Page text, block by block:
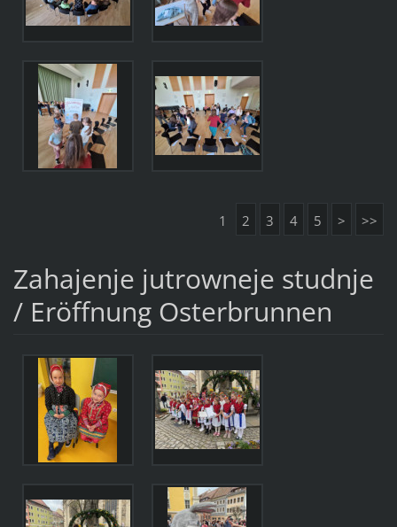
1 2 3 4 5 > >>
Zahajenje jutrowneje studnje
/ Eröffnung Osterbrunnen